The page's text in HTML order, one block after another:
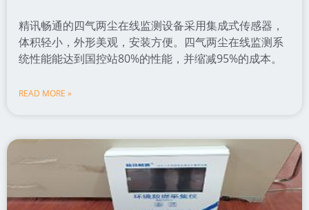
精讯畅通的四气两尘在线监测设备采用集成式传感器，
体积轻小，外形美观，安装方便。四气两尘在线监测系
统性能能达到国控站80%的性能，并缩减95%的成本。
READ MORE »